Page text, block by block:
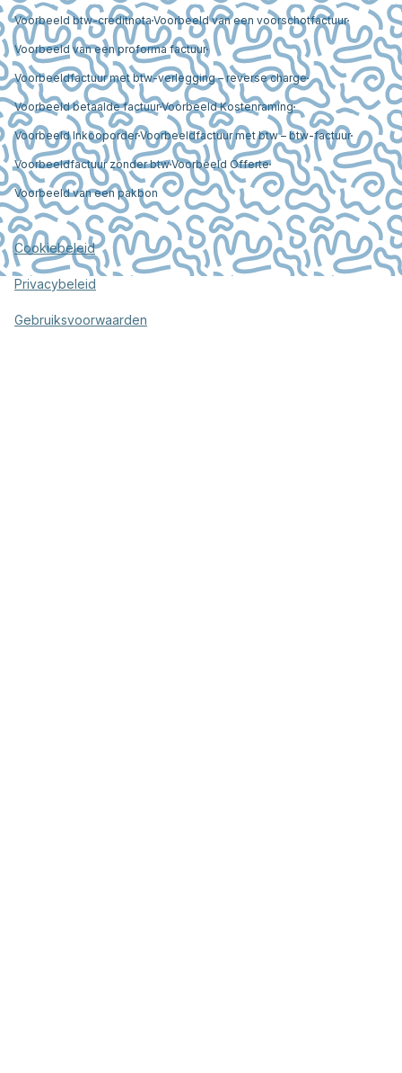
Voorbeeld btw-creditnota Voorbeeld van een voorschotfactuur
Voorbeeld van een proforma factuur
Voorbeeldfactuur met btw-verlegging – reverse charge
Voorbeeld betaalde factuurVoorbeeld Kostenraming
Voorbeeld InkooporderVoorbeeldfactuur met btw – btw-factuur
Voorbeeldfactuur zonder btwVoorbeeld Offerte
Voorbeeld van een pakbon
Cookiebeleid
Privacybeleid
Gebruiksvoorwaarden